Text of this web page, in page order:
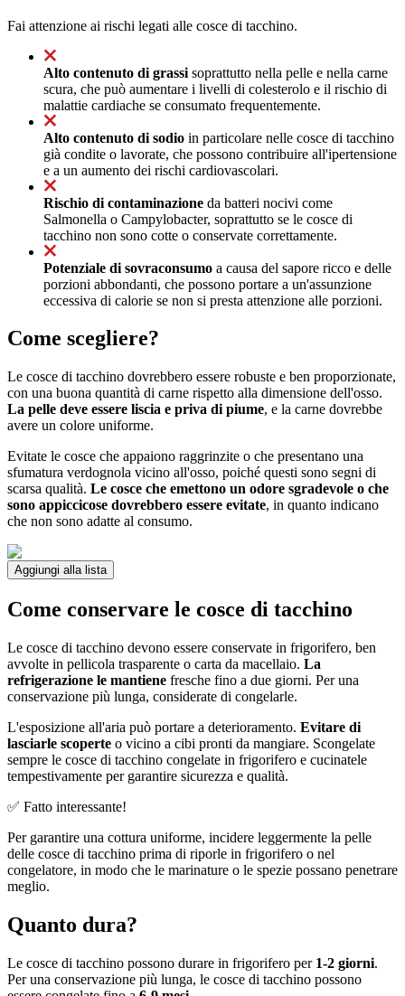
Fai attenzione ai rischi legati alle cosce di tacchino.
Alto contenuto di grassi soprattutto nella pelle e nella carne
scura, che può aumentare i livelli di colesterolo e il rischio di
malattie cardiache se consumato frequentemente.
Alto contenuto di sodio in particolare nelle cosce di tacchino
già condite o lavorate, che possono contribuire all'ipertensione
e a un aumento dei rischi cardiovascolari.
Rischio di contaminazione da batteri nocivi come
Salmonella o Campylobacter, soprattutto se le cosce di
tacchino non sono cotte o conservate correttamente.
Potenziale di sovraconsumo a causa del sapore ricco e delle
porzioni abbondanti, che possono portare a un'assunzione
eccessiva di calorie se non si presta attenzione alle porzioni.
Come scegliere?
Le cosce di tacchino dovrebbero essere robuste e ben proporzionate,
con una buona quantità di carne rispetto alla dimensione dell'osso.
La pelle deve essere liscia e priva di piume, e la carne dovrebbe
avere un colore uniforme.
Evitate le cosce che appaiono raggrinzite o che presentano una
sfumatura verdognola vicino all'osso, poiché questi sono segni di
scarsa qualità. Le cosce che emettono un odore sgradevole o che
sono appiccicose dovrebbero essere evitate, in quanto indicano
che non sono adatte al consumo.
Aggiungi alla lista
Come conservare le cosce di tacchino
Le cosce di tacchino devono essere conservate in frigorifero, ben
avvolte in pellicola trasparente o carta da macellaio. La
refrigerazione le mantiene fresche fino a due giorni. Per una
conservazione più lunga, considerate di congelarle.
L'esposizione all'aria può portare a deterioramento. Evitare di
lasciarle scoperte o vicino a cibi pronti da mangiare. Scongelate
sempre le cosce di tacchino congelate in frigorifero e cucinatele
tempestivamente per garantire sicurezza e qualità.
✅ Fatto interessante!
Per garantire una cottura uniforme, incidere leggermente la pelle
delle cosce di tacchino prima di riporle in frigorifero o nel
congelatore, in modo che le marinature o le spezie possano penetrare
meglio.
Quanto dura?
Le cosce di tacchino possono durare in frigorifero per 1-2 giorni.
Per una conservazione più lunga, le cosce di tacchino possono